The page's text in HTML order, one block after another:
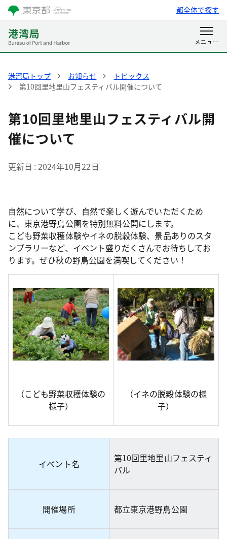
都全体で探す
港湾局トップ お知らせ
トピックス
第10回里地里山フェスティバル開催について
第10回里地里山フェスティバル開
催について
更新日 2024年10月22日
自然について学び、自然で楽しく遊んでいただくため
に、東京港野鳥公園を特別無料公開にします。
こども野菜収穫体験やイネの脱穀体験、景品ありのスタ
ンプラリーなど、イベント盛りだくさんでお待ちしてお
ります。ぜひ秋の野鳥公園を満喫してください！
（こども野菜収穫体験の
様子）
（イネの脱穀体験の様
子）
イベント名
第10回里地里山フェスティ
バル
開催場所 都立東京港野鳥公園